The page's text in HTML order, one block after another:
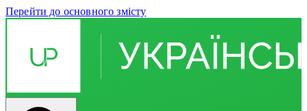
Перейти до основного змісту